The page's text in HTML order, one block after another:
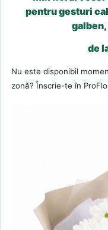
pentru gesturi
de
Nu este disponibil
zonă? Înscrie-te în